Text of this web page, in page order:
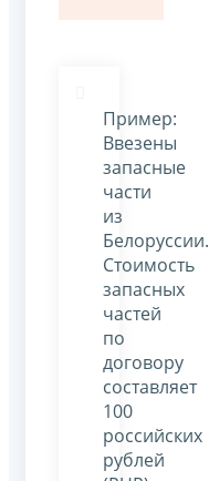
Пример:
Ввезены
запасные
части
из
Белоруссии.
Стоимость
запасных
частей
по
договору
составляет
100
российских
рублей